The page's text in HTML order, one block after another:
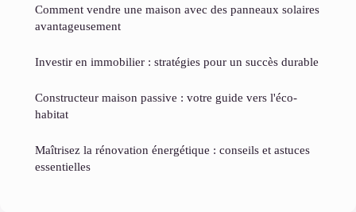
Comment vendre une maison avec des panneaux solaires
avantageusement
Investir en immobilier : stratégies pour un succès durable
Constructeur maison passive : votre guide vers l'éco-
habitat
Maîtrisez la rénovation énergétique : conseils et astuces
essentielles